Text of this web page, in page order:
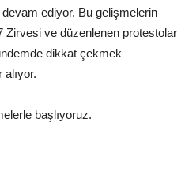
ediyor. Bu gelişmelerin
Zirvesi ve düzenlenen protestolar
dikkat çekmek
başlıyoruz.